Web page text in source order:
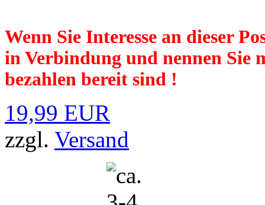
Wenn Sie Interesse an dieser
in Verbindung und nennen Sie
bezahlen bereit sind !
19,99 EUR
zzgl. Versand